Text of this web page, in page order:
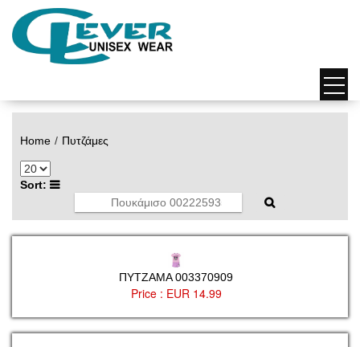
Home Πυτζάμες
Sort:
ΠΥΤΖΑΜΑ 003370909
Price : EUR 14.99